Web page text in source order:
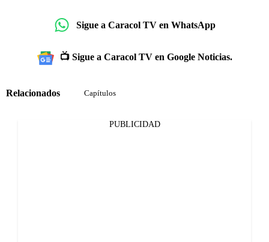
Sigue a Caracol TV en WhatsApp
📺 Sigue a Caracol TV en Google Noticias.
Relacionados Capítulos
PUBLICIDAD